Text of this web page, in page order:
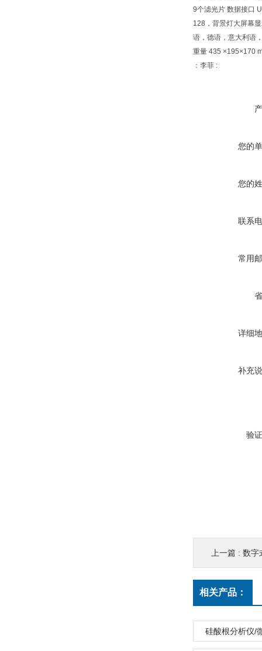
9个滤光片 数据接口
128，背景灯大屏幕
语，德语，意大利语
重量 435 ×195×170
：李菲 :
您的
您的
联系
常用
详细
补充
验
上一篇 : 数字
相关产品：
硅酸根分析仪/